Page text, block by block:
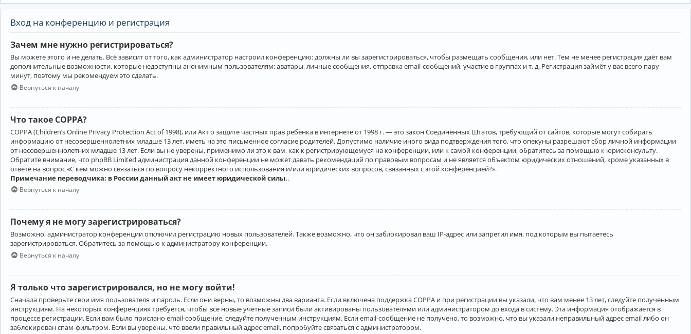
Вход на конференцию и регистрация
Зачем мне нужно регистрироваться?
Вы можете этого и не делать. Всё зависит от того, как администратор настроил конференцию: должны ли вы зарегистрироваться, чтобы размещать сообщения, или нет. Тем не менее регистрация даёт вам
дополнительные возможности, которые недоступны анонимным пользователям: аватары, личные сообщения, отправка email-сообщений, участие в группах и т. д. Регистрация займёт у вас всего пару
минут, поэтому мы рекомендуем это сделать.
Вернуться к началу
Что такое COPPA?
COPPA (Children’s Online Privacy Protection Act of 1998), или Акт о защите частных прав ребёнка в интернете от 1998 г. — это закон Соединённых Штатов, требующий от сайтов, которые могут собирать
информацию от несовершеннолетних младше 13 лет, иметь на это письменное согласие родителей. Допустимо наличие иного вида подтверждения того, что опекуны разрешают сбор личной информации
от несовершеннолетних младше 13 лет. Если вы не уверены, применимо ли это к вам, как к регистрирующемуся на конференции, или к самой конференции, обратитесь за помощью к юрисконсульту.
Обратите внимание, что phpBB Limited администрация данной конференции не может давать рекомендаций по правовым вопросам и не является объектом юридических отношений, кроме указанных в
ответе на вопрос «С кем можно связаться по вопросу некорректного использования и/или юридических вопросов, связанных с этой конференцией?».
Примечание переводчика: в России данный акт не имеет юридической силы..
Вернуться к началу
Почему я не могу зарегистрироваться?
Возможно, администратор конференции отключил регистрацию новых пользователей. Также возможно, что он заблокировал ваш IP-адрес или запретил имя, под которым вы пытаетесь
зарегистрироваться. Обратитесь за помощью к администратору конференции.
Вернуться к началу
Я только что зарегистрировался, но не могу войти!
Сначала проверьте свои имя пользователя и пароль. Если они верны, то возможны два варианта. Если включена поддержка COPPA и при регистрации вы указали, что вам менее 13 лет, следуйте полученным
инструкциям. На некоторых конференциях требуется, чтобы все новые учётные записи были активированы пользователями или администратором до входа в систему. Эта информация отображается в
процессе регистрации. Если вам было прислано email-сообщение, следуйте полученным инструкциям. Если email-сообщение не получено, то возможно, что вы указали неправильный адрес email либо он
заблокирован спам-фильтром. Если вы уверены, что ввели правильный адрес email, попробуйте связаться с администратором.